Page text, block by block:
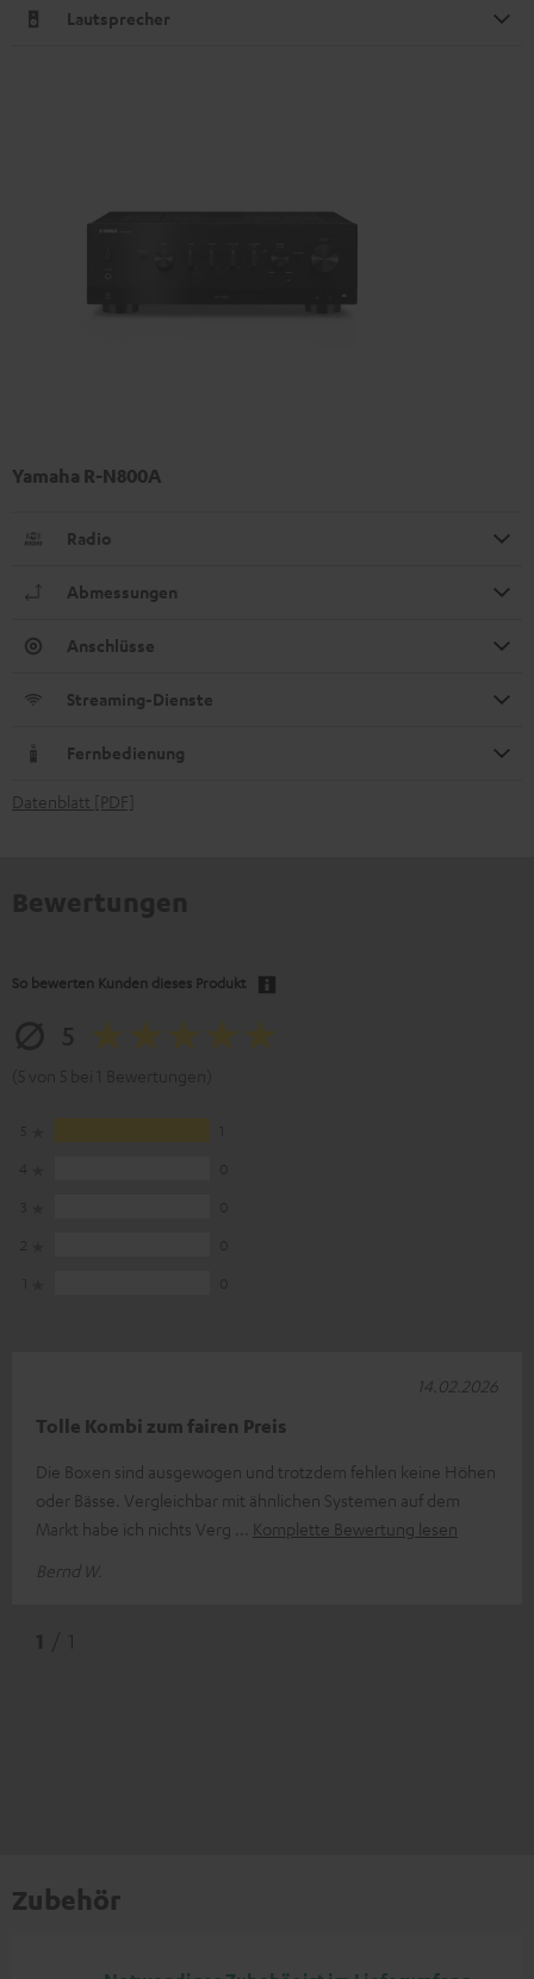
Lautsprecher
Yamaha R-N800A
Radio
Abmessungen
Anschlüsse
Streaming-Dienste
Fernbedienung
Datenblatt [PDF]
So bewerten Kunden dieses Produkt
Tolle Kombi zum fairen Preis
Die Boxen sind ausgewogen und trotzdem fehlen keine Höhen
oder Bässe. Vergleichbar mit ähnlichen Systemen auf dem
Markt habe ich nichts Verg
Komplette Bewertung lesen
Bernd W.
14.02.2026
Zubehör